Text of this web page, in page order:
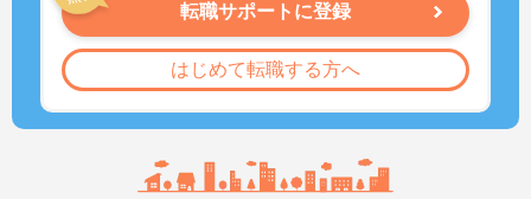
転職サポートに登録
はじめて転職する方へ